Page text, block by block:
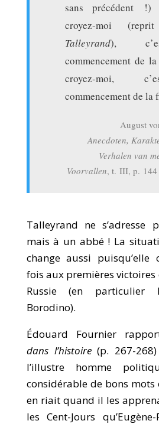
sans précédent
croyez-moi
Talleyrand),
commencement de
croyez-moi,
commencement de la
August
Anecdoten,
Verhalen van
Voorvallen, t. III, p. 144
Talleyrand ne s’adresse
mais à un abbé ! La
change aussi puisqu’elle
fois aux premières victoires
Russie (en
Borodino).
Édouard Fournier
dans l’histoire(p. 267-
l’illustre homme
considérable de bons mots
en riait quand il les
les Cent-Jours